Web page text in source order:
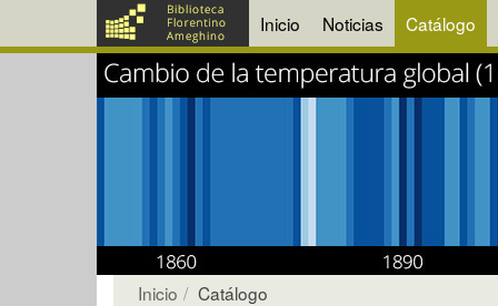
Inicio Noticias Catálogo
Inicio Catálogo